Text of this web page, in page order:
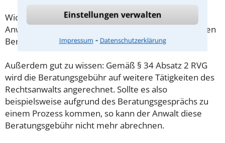
Einstellungen verwalten
Impressum ⁃ Datenschutzerklärung
Wichtig daher: Klären Sie die Kostenfrage mit Ihrem
Anwalt aus Bad Kreuznach schon zu Beginn der ersten
Beratung.
Außerdem gut zu wissen: Gemäß § 34 Absatz 2 RVG
wird die Beratungsgebühr auf weitere Tätigkeiten des
Rechtsanwalts angerechnet. Sollte es also
beispielsweise aufgrund des Beratungsgesprächs zu
einem Prozess kommen, so kann der Anwalt diese
Beratungsgebühr nicht mehr abrechnen.